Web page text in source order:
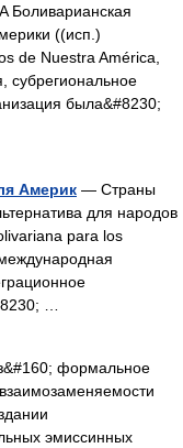
Боливарианская
((исп.)
de Nuestra América,
субрегиональное
была&#8230;
Америк — Страны
для народов
para los
…
формальное
эмиссинных